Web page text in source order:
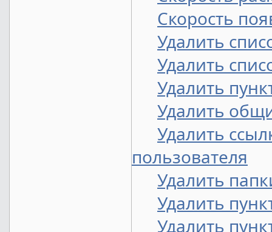
Скорость
Удалить
Удалить
Удалить
Удалить
Удалить
пользователя
Удалить
Удалить
Удалить